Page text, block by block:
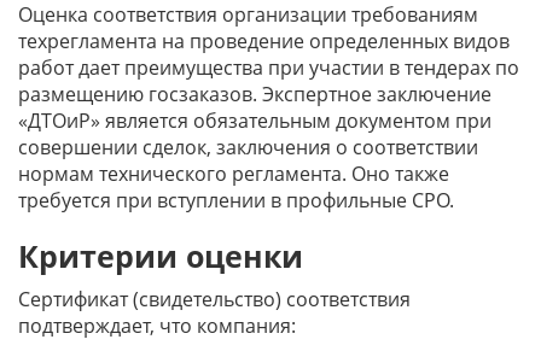
Оценка соответствия организации требованиям
техрегламента на проведение определенных видов
работ дает преимущества при участии в тендерах по
размещению госзаказов. Экспертное заключение
«ДТОиР» является обязательным документом при
совершении сделок, заключения о соответствии
нормам технического регламента. Оно также
требуется при вступлении в профильные СРО.
Критерии оценки
Сертификат (свидетельство) соответствия
подтверждает, что компания: